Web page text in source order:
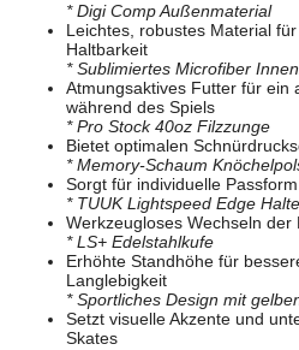
* Digi Comp Außenmaterial
Leichtes, robustes Material
Haltbarkeit
* Sublimiertes Microfiber
Atmungsaktives Futter für ein
während des Spiels
* Pro Stock 40oz Filzzunge
Bietet optimalen
* Memory-Schaum
Sorgt für individuelle
* TUUK Lightspeed Edge
Werkzeugloses Wechseln
* LS+ Edelstahlkufe
Erhöhte Standhöhe für
Langlebigkeit
* Sportliches Design mit
Setzt visuelle Akzente und
Skates